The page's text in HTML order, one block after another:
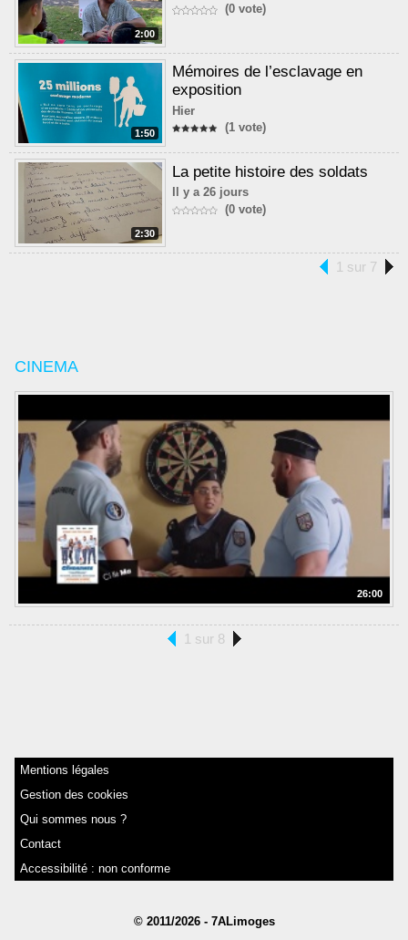
2:00
(0 vote)
1:50
Mémoires de l’esclavage en
exposition
Hier
(1 vote)
2:30
La petite histoire des soldats
Il y a 26 jours
(0 vote)
1 sur 7
CINEMA
26:00
1 sur 8
Mentions légales
Gestion des cookies
Qui sommes nous ?
Contact
Accessibilité : non conforme
© 2011/2026 - 7ALimoges